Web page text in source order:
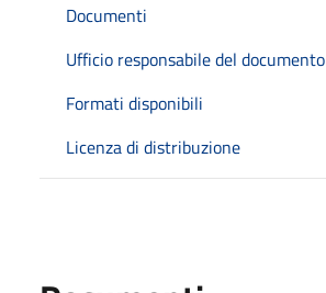
Documenti
Ufficio responsabile del documento
Formati disponibili
Licenza di distribuzione